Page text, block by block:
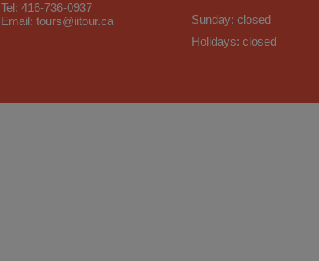
Tel: 416-736-0937
Email: tours@iitour.ca
Sunday: closed
Holidays: closed